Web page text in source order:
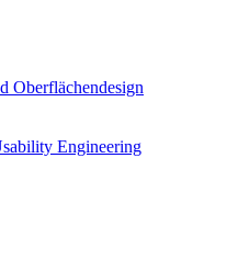
Oberflächendesign
Engineering